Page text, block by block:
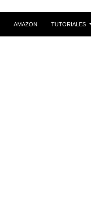
AMAZON TUTORIALES